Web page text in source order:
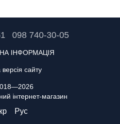
098 740-30-05
ІНФОРМАЦІЯ
сайту
інтернет-магазин
Рус